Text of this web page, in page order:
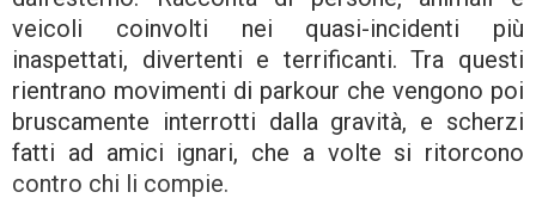
veicoli coinvolti nei quasi-incidenti più
inaspettati, divertenti e terrificanti. Tra questi
rientrano movimenti di parkour che vengono poi
bruscamente interrotti dalla gravità, e scherzi
fatti ad amici ignari, che a volte si ritorcono
contro chi li compie.